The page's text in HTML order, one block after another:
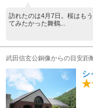
訪れたのは4月7日。桜はも
てみたかった舞鶴...
武田信玄公銅像からの目安距
シ